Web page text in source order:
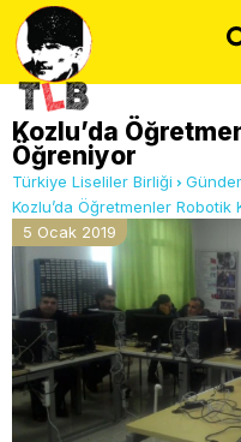
Kozlu’da
Öğreniyor
Türkiye Liseliler Birliği
Kozlu’da Öğretmenler Robotik
5 Ocak 2019